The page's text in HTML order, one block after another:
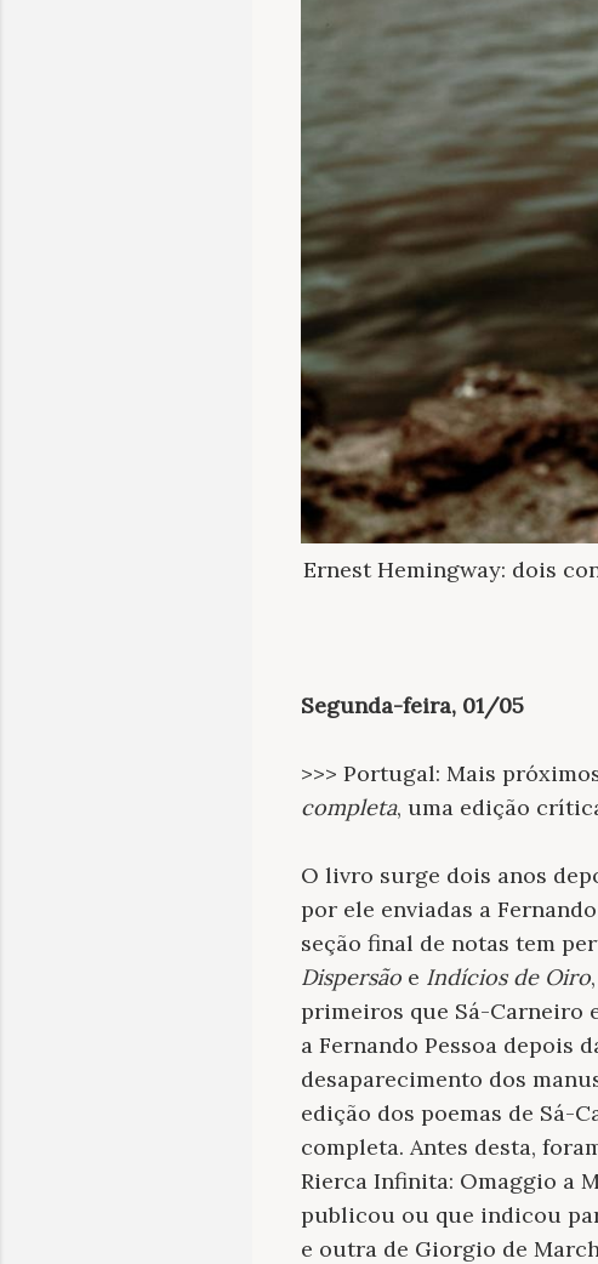
Ernest Hemingway: dois
Segunda-feira, 01/05
>>> Portugal: Mais
completa, uma edição
O livro surge dois anos
por ele enviadas a
seção final de notas tem
Dispersão e Indícios de Oiro
primeiros que Sá-Carneiro
a Fernando Pessoa depois
desaparecimento dos
edição dos poemas de Sá-
completa. Antes desta,
Rierca Infinita: Omaggio a
publicou ou que indicou
e outra de Giorgio de